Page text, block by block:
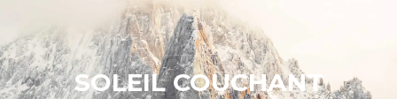
SOLEIL COUCHANT